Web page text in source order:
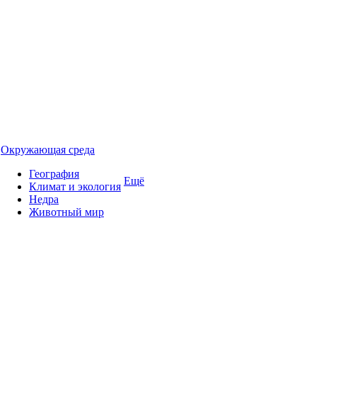
Окружающая среда
География
Климат и экология
Недра
Животный мир
Ещё